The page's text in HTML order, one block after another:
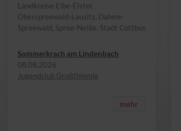
Landkreise Elbe-Elster,
Oberspreewald-Lausitz, Dahme-
Spreewald, Spree-Neiße, Stadt Cottbus
Sommerkrach am Lindenbach
08.​08.​2026
Jugendclub Großthiemig
mehr